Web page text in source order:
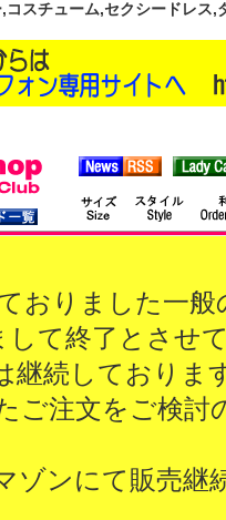
スチューム,セクシードレス
おりました一
して終了とさせ
継続しておりま
ご注文をご検討
ゾンにて販売継